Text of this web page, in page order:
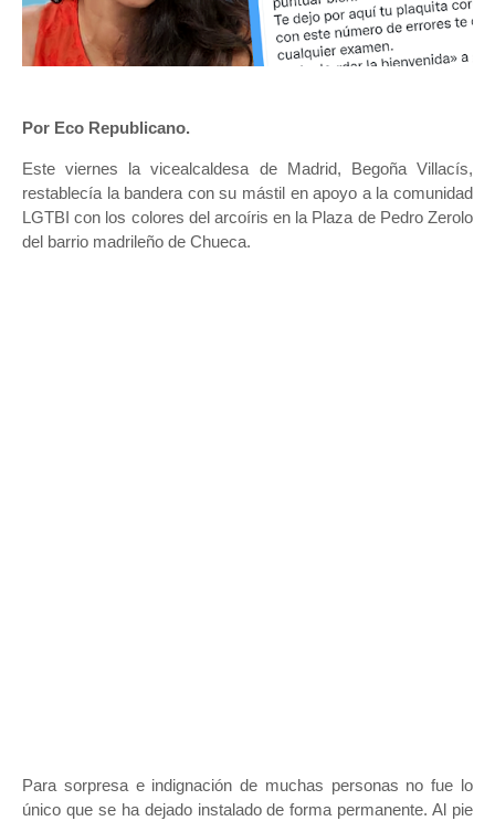
Por Eco Republicano.
Este viernes la vicealcaldesa de Madrid, Begoña Villacís,
restablecía la bandera con su mástil en apoyo a la comunidad
LGTBI con los colores del arcoíris en la Plaza de Pedro Zerolo
del barrio madrileño de Chueca.
Para sorpresa e indignación de muchas personas no fue lo
único que se ha dejado instalado de forma permanente. Al pie